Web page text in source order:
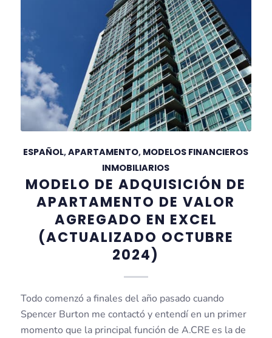
ESPAÑOL,APARTAMENTO, MODELOS FINANCIEROS
INMOBILIARIOS
MODELO DE ADQUISICIÓN DE
APARTAMENTO DE VALOR
AGREGADO EN EXCEL
(ACTUALIZADO OCTUBRE
2024)
Todo comenzó a finales del año pasado cuando
Spencer Burton me contactó y entendí en un primer
momento que la principal función de A.CRE es la de